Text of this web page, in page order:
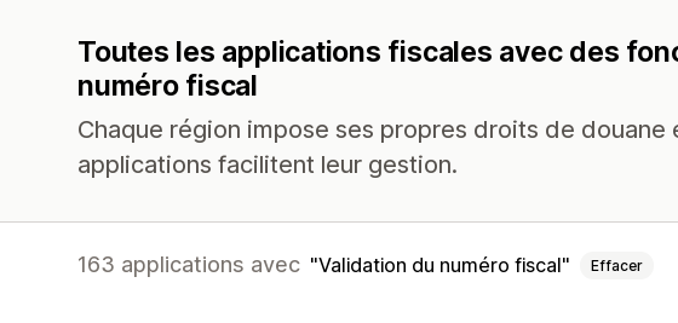
Toutes les applications fiscales avec des
numéro fiscal
Chaque région impose ses propres droits de
applications facilitent leur gestion.
163 applications avec Validation du numéro fiscal Effacer